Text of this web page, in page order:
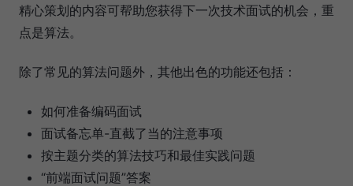
精心策划的内容可帮助您获得下一次技术面试的机会，重
点是算法。
除了常见的算法问题外，其他出色的功能还包括：
如何准备编码面试
面试备忘单-直截了当的注意事项
按主题分类的算法技巧和最佳实践问题
“前端面试问题”答案